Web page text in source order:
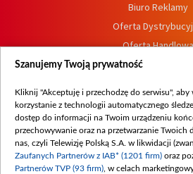
Biuro Reklamy
Oferta
Oferta Handlowa
Dostępność
Procedura zgłoszeń
Szanujemy Twoją prywatność
Kliknij "Akceptuję i przechodzę do serwisu", aby
korzystanie z technologii automatycznego
dostęp do informacji na Twoim urządzeniu
przechowywanie oraz na przetwarzanie Twoich
nas, czyli Telewizję Polską S.A. w likwidacji
Zaufanych Partnerów z IAB* (1201 firm) oraz
Partnerów TVP (93 firm) , w celach